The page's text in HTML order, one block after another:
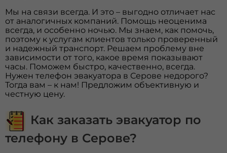
Мы на связи всегда. И это – выгодно отличает нас
от аналогичных компаний. Помощь неоценима
всегда, и особенно ночью. Мы знаем, как помочь,
поэтому к услугам клиентов только проверенный
и надежный транспорт. Решаем проблему вне
зависимости от того, какое время показывают
часы. Поможем быстро, качественно, всегда.
Нужен телефон эвакуатора в Серове недорого?
Тогда вам – к нам! Предложим объективную и
честную цену.
Как заказать эвакуатор по
телефону в Серове?